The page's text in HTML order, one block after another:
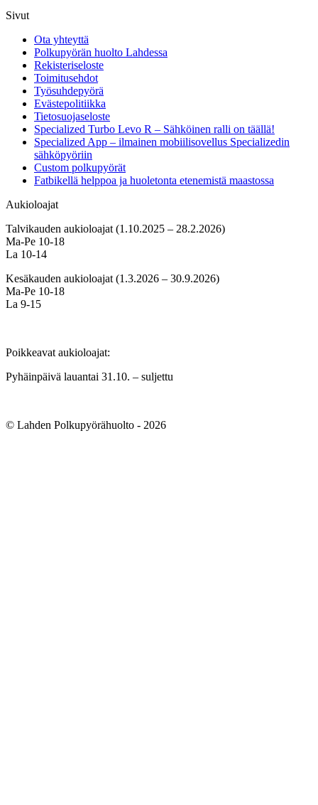
Sivut
Ota yhteyttä
Polkupyörän huolto Lahdessa
Rekisteriseloste
Toimitusehdot
Työsuhdepyörä
Evästepolitiikka
Tietosuojaseloste
Specialized Turbo Levo R – Sähköinen ralli on täällä!
Specialized App – ilmainen mobiilisovellus Specializedin
sähköpyöriin
Custom polkupyörät
Fatbikellä helppoa ja huoletonta etenemistä maastossa
Aukioloajat
Talvikauden aukioloajat (1.10.2025 – 28.2.2026)
Ma-Pe 10-18
La 10-14
Kesäkauden aukioloajat (1.3.2026 – 30.9.2026)
Ma-Pe 10-18
La 9-15
Poikkeavat aukioloajat:
Pyhäinpäivä lauantai 31.10. – suljettu
© Lahden Polkupyörähuolto - 2026